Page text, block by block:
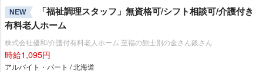
NEW
「福祉調理スタッフ」無資格可/シフト相談可/介護付き
有料老人ホーム
株式会社優和/介護付有料老人ホーム 至福の館士別の金さん銀さん
時給1,095円
アルバイト・パート / 北海道